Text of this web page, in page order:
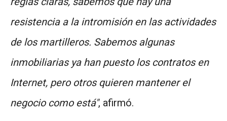
resistencia a la intromisión en las actividades
de los martilleros. Sabemos algunas
inmobiliarias ya han puesto los contratos en
Internet, pero otros quieren mantener el
negocio como está", afirmó.